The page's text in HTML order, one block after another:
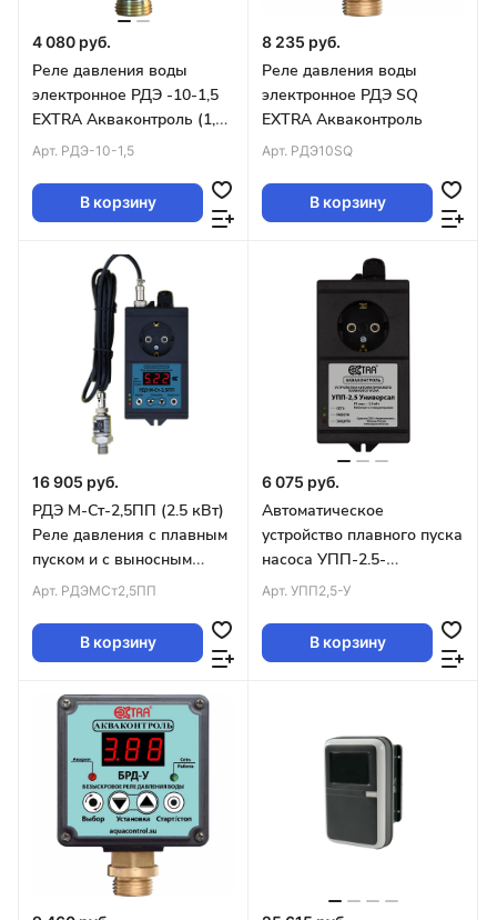
4 080 руб.
Реле давления воды
электронное РДЭ -10-1,5
EXTRA Акваконтроль (1,5
кВт, 5%)
Арт. РДЭ-10-1,5
В корзину
8 235 руб.
Реле давления воды
электронное РДЭ SQ
EXTRA Акваконтроль
Арт. РДЭ10SQ
В корзину
16 905 руб.
РДЭ М-Ст-2,5ПП (2.5 кВт)
Реле давления с плавным
пуском и с выносным
датчиком давления 4-
Акваконтроль
Арт. РДЭМСт2,5ПП
В корзину
6 075 руб.
Автоматическое
устройство плавного пуска
насоса УПП-2.5-
Универсал EXTRA
Арт. УПП2,5-У
В корзину